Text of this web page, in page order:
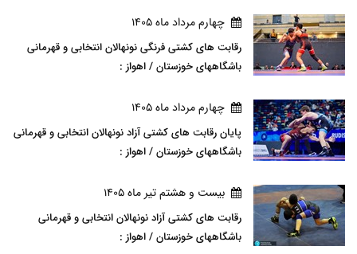
چهارم مرداد ماه 1405
رقابت های کشتی فرنگی نونهالان انتخابی و قهرمانی
باشگاههای خوزستان / اهواز :
چهارم مرداد ماه 1405
پایان رقابت های کشتی آزاد نونهالان انتخابی و قهرمانی
باشگاههای خوزستان / اهواز :
بيست و هشتم تير ماه 1405
رقابت های کشتی آزاد نونهالان انتخابی و قهرمانی
باشگاههای خوزستان / اهواز :